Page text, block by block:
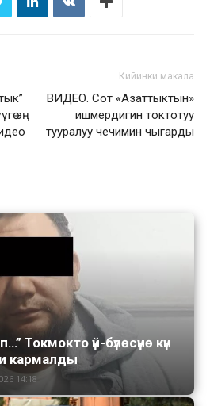
эң
Кийинки макала
ВИДЕО. Сот «Азаттыктын»
ишмердигин токтотуу
тууралуу чечимин чыгарды
Токмокто үй-бүлөсүнө күн
кармалды
14:18